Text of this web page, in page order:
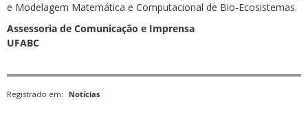
e Modelagem Matemática e Computacional de Bio-Ecosistemas.
Assessoria de Comunicação e Imprensa
UFABC
Registrado em: Notícias